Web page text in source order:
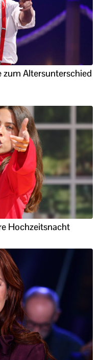
zum Altersunterschied
Hochzeitsnacht